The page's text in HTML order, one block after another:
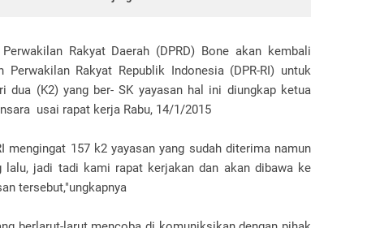
Perwakilan Rakyat Daerah (DPRD) Bone akan kembali
Rakyat Republik Indonesia (DPR-RI) untuk
dua (K2) yang ber- SK yayasan hal ini diungkap ketua
usai rapat kerja Rabu, 14/1/2015
mengingat 157 k2 yayasan yang sudah diterima namun
lalu, jadi tadi kami rapat kerjakan dan akan dibawa ke
tersebut,"ungkapnya